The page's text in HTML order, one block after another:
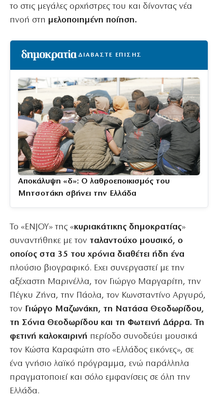
το στις μεγάλες ορχήστρες του και δίνοντας νέα
πνοή στη μελοποιημένη ποίηση.
ΔΙΑΒΑΣΤΕ ΕΠΙΣΗΣ
Αποκάλυψη «δ»: Ο λαθροεποικισμός του
Μητσοτάκη σβήνει την Ελλάδα
Το «ENJOY» της «κυριακάτικης δημοκρατίας»
συναντήθηκε με τον ταλαντούχο μουσικό, ο
οποίος στα 35 του χρόνια διαθέτει ήδη ένα
πλούσιο βιογραφικό. Εχει συνεργαστεί με την
αξέχαστη Μαρινέλλα, τον Γιώργο Μαργαρίτη, την
Πέγκυ Ζήνα, την Πάολα, τον Κωνσταντίνο Αργυρό,
τον Γιώργο Μαζωνάκη, τη Νατάσα Θεοδωρίδου,
τη Σόνια Θεοδωρίδου και τη Φωτεινή Δάρρα. Τη
φετινή καλοκαιρινή περίοδο συνοδεύει μουσικά
τον Κώστα Καραφώτη στο «Ελλάδος εικόνες», σε
ένα γνήσιο λαϊκό πρόγραμμα, ενώ παράλληλα
πραγματοποιεί και σόλο εμφανίσεις σε όλη την
Ελλάδα.